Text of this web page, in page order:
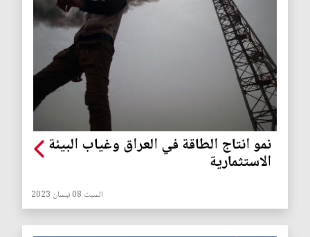
نمو انتاج الطاقة في العراق وغياب البيئة
الاستثمارية
السبت 08 نيسان 2023